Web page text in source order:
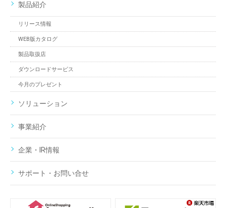
製品紹介
リリース情報
WEB版カタログ
製品取扱店
ダウンロードサービス
今月のプレゼント
ソリューション
事業紹介
企業・IR情報
サポート・お問い合せ